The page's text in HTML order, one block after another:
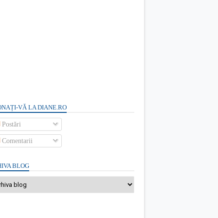
VĂ LA DIANE.RO
Postări
Comentarii
BLOG